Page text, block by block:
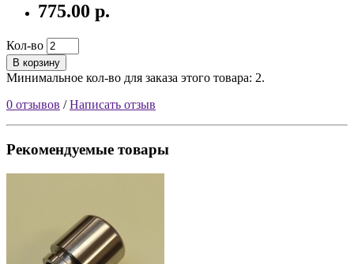
775.00 р.
Кол-во
В корзину
Минимальное кол-во для заказа этого товара: 2.
0 отзывов /Написать отзыв
Рекомендуемые товары